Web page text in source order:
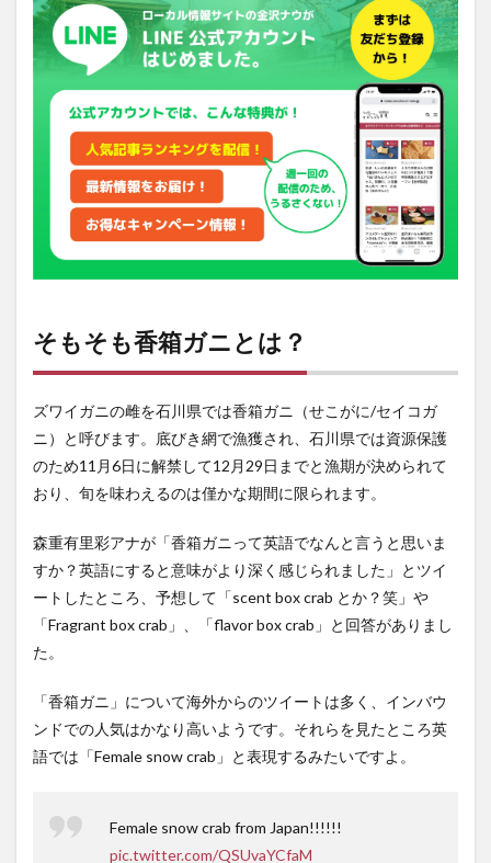
ガニ
と
は？
森重
ナの
フィ
3
北陸
の情
そもそも香箱ガニとは？
ズワイガニの雌を石川県では香箱ガニ（せこがに/セイコガ
ニ）と呼びます。底びき網で漁獲され、石川県では資源保護
のため11月6日に解禁して12月29日までと漁期が決められて
おり、旬を味わえるのは僅かな期間に限られます。
森重有里彩アナが「香箱ガニって英語でなんと言うと思いま
すか？英語にすると意味がより深く感じられました」とツイ
ートしたところ、予想して「scent box crab とか？笑」や
「Fragrant box crab」、「flavor box crab」と回答がありまし
た。
「香箱ガニ」について海外からのツイートは多く、インバウ
ンドでの人気はかなり高いようです。それらを見たところ英
語では「Female snow crab」と表現するみたいですよ。
Female snow crab from Japan!!!!!!
pic.twitter.com/QSUvaYCfaM